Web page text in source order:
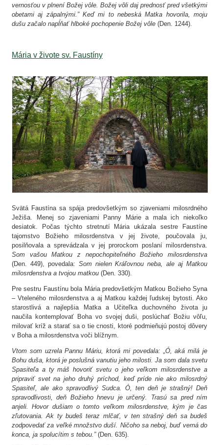
vernosťou v plnení Božej vôle. Božej vôli daj prednosť pred všetkými
obetami aj zápalnými.” Keď mi to nebeská Matka hovorila, moju
dušu začalo napĺňať hlboké pochopenie Božej vôle (Den. 1244).
Mária v živote sv. Faustíny
Svätá Faustína sa spája predovšetkým so zjaveniami milosrdného
Ježiša. Menej so zjaveniami Panny Márie a mala ich niekoľko
desiatok. Počas týchto stretnutí Mária ukázala sestre Faustíne
tajomstvo Božieho milosrdenstva v jej živote, poučovala ju,
posilňovala a sprevádzala v jej prorockom poslaní milosrdenstva.
Som vašou Matkou z nepochopiteľného Božieho milosrdenstva
(Den. 449), povedala: Som nielen Kráľovnou neba, ale aj Matkou
milosrdenstva a tvojou matkou (Den. 330).
Pre sestru Faustínu bola Mária predovšetkým Matkou Božieho Syna
– Vteleného milosrdenstva a aj Matkou každej ľudskej bytosti. Ako
starostlivá a najlepšia Matka a Učiteľka duchovného života ju
naučila kontemplovať Boha vo svojej duši, poslúchať Božiu vôľu,
milovať kríž a starať sa o tie cnosti, ktoré podmieňujú postoj dôvery
v Boha a milosrdenstva voči blížnym.
Vtom som uzrela Pannu Máriu, ktorá mi povedala: „Ó, aká milá je
Bohu duša, ktorá je poslušná vanutiu jeho milosti. Ja som dala svetu
Spasiteľa a ty máš hovoriť svetu o jeho veľkom milosrdenstve a
pripraviť svet na jeho druhý príchod, keď príde nie ako milosrdný
Spasiteľ, ale ako spravodlivý Sudca. Ó, ten deň je strašný! Deň
spravodlivosti, deň Božieho hnevu je určený. Trasú sa pred ním
anjeli. Hovor dušiam o tomto veľkom milosrdenstve, kým je čas
zľutovania. Ak ty budeš teraz mlčať, v ten strašný deň sa budeš
zodpovedať za veľké množstvo duší. Ničoho sa neboj, buď verná do
konca, ja spolucítim s tebou.” (Den. 635).